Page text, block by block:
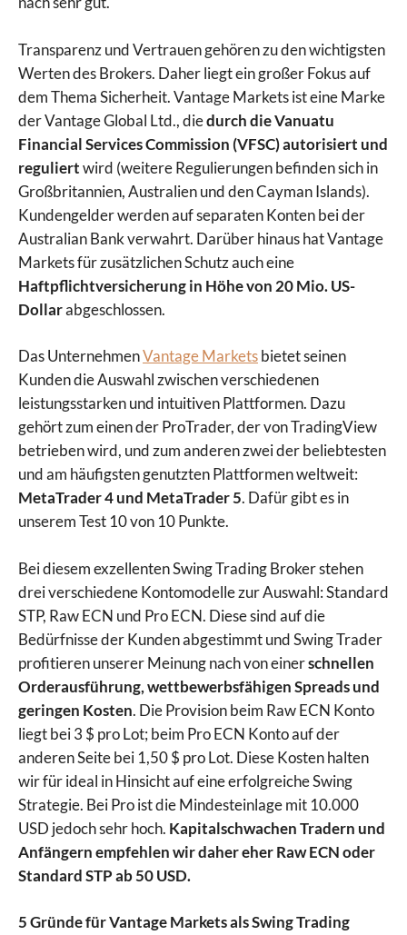
Transparenz und Vertrauen gehören zu den wichtigsten
Werten des Brokers. Daher liegt ein großer Fokus auf
dem Thema Sicherheit. Vantage Markets ist eine Marke
der Vantage Global Ltd., diedurch die Vanuatu
Financial Services Commission (VFSC) autorisiert und
reguliertwird (weitere Regulierungen befinden sich in
Großbritannien, Australien und den Cayman Islands).
Kundengelder werden auf separaten Konten bei der
Australian Bank verwahrt. Darüber hinaus hat Vantage
Markets für zusätzlichen Schutz auch eine
Haftpflichtversicherung in Höhe von 20 Mio. US-
Dollarabgeschlossen.
Das UnternehmenVantage Marketsbietet seinen
Kunden die Auswahl zwischen verschiedenen
leistungsstarken und intuitiven Plattformen. Dazu
gehört zum einen der ProTrader, der von TradingView
betrieben wird, und zum anderen zwei der beliebtesten
und am häufigsten genutzten Plattformen weltweit:
MetaTrader 4 und MetaTrader 5. Dafür gibt es in
unserem Test 10 von 10 Punkte.
Bei diesem exzellenten Swing Trading Broker stehen
drei verschiedene Kontomodelle zur Auswahl: Standard
STP, Raw ECN und Pro ECN. Diese sind auf die
Bedürfnisse der Kunden abgestimmt und Swing Trader
profitieren unserer Meinung nach von einerschnellen
Orderausführung, wettbewerbsfähigen Spreads und
geringen Kosten. Die Provision beim Raw ECN Konto
liegt bei 3 $ pro Lot; beim Pro ECN Konto auf der
anderen Seite bei 1,50 $ pro Lot. Diese Kosten halten
wir für ideal in Hinsicht auf eine erfolgreiche Swing
Strategie. Bei Pro ist die Mindesteinlage mit 10.000
USD jedoch sehr hoch. Kapitalschwachen Tradern und
Anfängern empfehlen wir daher eher Raw ECN oder
Standard STP ab 50 USD.
5 Gründe für Vantage Markets als Swing Trading